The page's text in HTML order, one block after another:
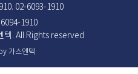
02-6093-1910
1910
텍. All Rights reserved
가스엔텍